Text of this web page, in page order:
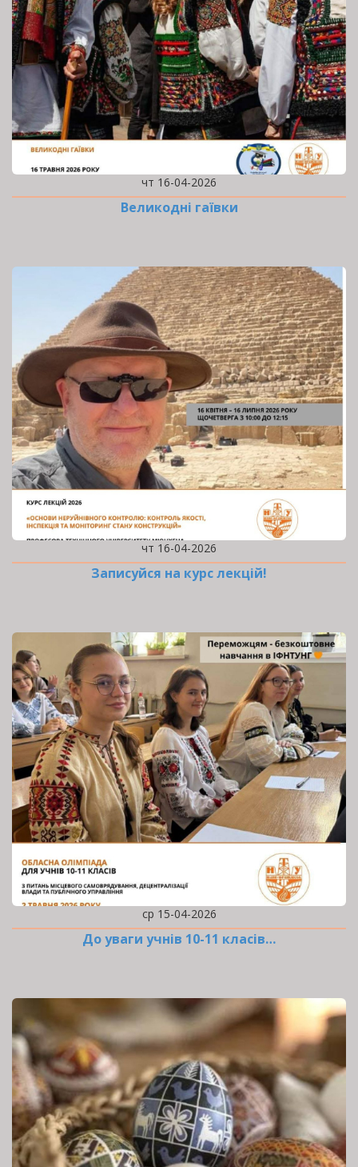
чт 16-04-2026
Великодні гаївки
чт 16-04-2026
Записуйся на курс лекцій!
ср 15-04-2026
До уваги учнів 10-11 класів…